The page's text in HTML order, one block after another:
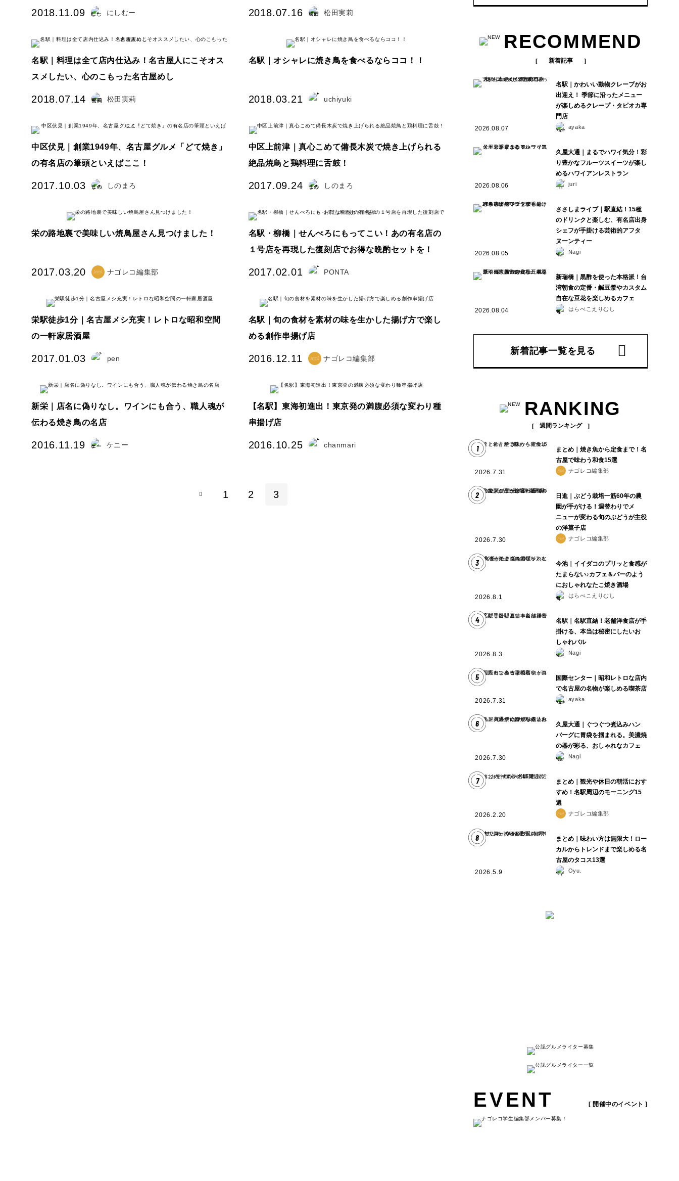
2018.11.09 にしむー 2018.07.16 松田実莉
名駅｜料理は全て店内仕込み！名古屋人にこそオス
スメしたい、心のこもった名古屋めし
2018.07.14 松田実莉
名駅｜オシャレに焼き鳥を食べるならココ！！
2018.03.21 uchiyuki
中区伏見｜創業1949年、名古屋グルメ「どて焼き」
の有名店の筆頭といえばここ！
2017.10.03 しのまろ
中区上前津｜真心こめて備長木炭で焼き上げられる
絶品焼鳥と鶏料理に舌鼓！
2017.09.24 しのまろ
栄の路地裏で美味しい焼鳥屋さん見つけました！
2017.03.20 ナゴレコ編集部
名駅・柳橋｜せんべろにもってこい！あの有名店の
１号店を再現した復刻店でお得な晩酌セットを！
2017.02.01 PONTA
栄駅徒歩1分｜名古屋メシ充実！レトロな昭和空間
の一軒家居酒屋
2017.01.03 pen
名駅｜旬の食材を素材の味を生かした揚げ方で楽し
める創作串揚げ店
2016.12.11 ナゴレコ編集部
新栄｜店名に偽りなし。ワインにも合う、職人魂が
伝わる焼き鳥の名店
2016.11.19 ケニー
【名駅】東海初進出！東京発の満腹必須な変わり種
串揚げ店
2016.10.25 chanmari
1 2 3
RECOMMEND
新着記事
2026.08.07
名駅｜かわいい動物クレープがお
出迎え！ 季節に沿ったメニュー
が楽しめるクレープ・タピオカ専
門店
ayaka
2026.08.06
久屋大通｜まるでハワイ気分！彩
り豊かなフルーツスイーツが楽し
めるハワイアンレストラン
juri
2026.08.05
ささしまライブ｜駅直結！15種
のドリンクと楽しむ、有名店出身
シェフが手掛ける芸術的アフタ
ヌーンティー
Nagi
2026.08.04
新瑞橋｜黒酢を使った本格派！台
湾朝食の定番・鹹豆漿やカスタム
自在な豆花を楽しめるカフェ
はらぺこえりむし
新着記事一覧を見る
RANKING
週間ランキング
1
2026.7.31
まとめ｜焼き魚から定食まで！名
古屋で味わう和食15選
ナゴレコ編集部
2
2026.7.30
日進｜ぶどう栽培一筋60年の農
園が手がける！週替わりでメ
ニューが変わる旬のぶどうが主役
の洋菓子店
ナゴレコ編集部
3
2026.8.1
今池｜イイダコのプリッと食感が
たまらない♪カフェ＆バーのよう
におしゃれなたこ焼き酒場
はらぺこえりむし
4
2026.8.3
名駅｜名駅直結！老舗洋食店が手
掛ける、本当は秘密にしたいお
しゃれバル
Nagi
5
2026.7.31
国際センター｜昭和レトロな店内
で名古屋の名物が楽しめる喫茶店
ayaka
6
2026.7.30
久屋大通｜ぐつぐつ煮込みハン
バーグに胃袋を掴まれる。美濃焼
の器が彩る、おしゃれなカフェ
Nagi
7
2026.2.20
まとめ｜観光や休日の朝活におす
すめ！名駅周辺のモーニング15
選
ナゴレコ編集部
8
2026.5.9
まとめ｜味わい方は無限大！ロー
カルからトレンドまで楽しめる名
古屋のタコス13選
Oyu.
EVENT [ 開催中のイベント ]